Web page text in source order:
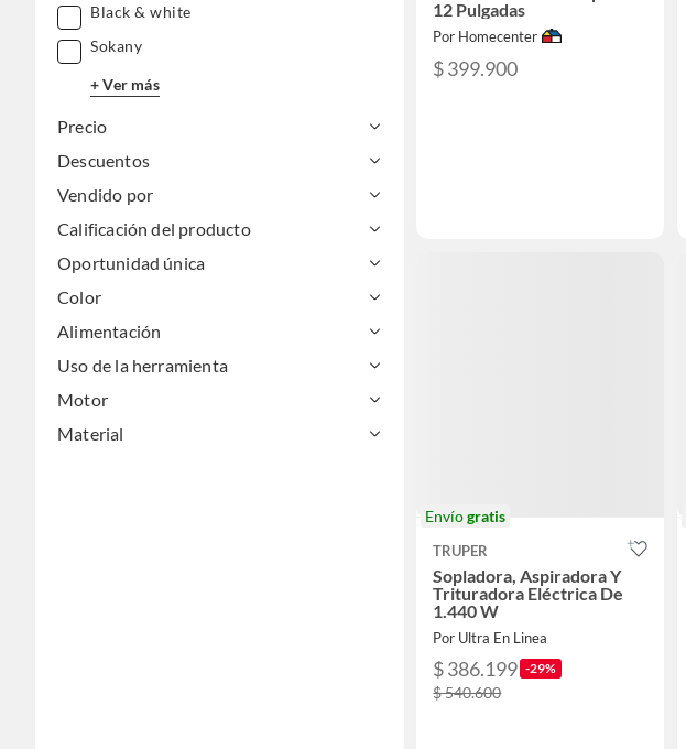
Black & white
Sokany
+ Ver más
Precio
Descuentos
Vendido por
Calificación del producto
Oportunidad única
Color
Alimentación
Uso de la herramienta
Motor
Material
12 Pulgadas
Por Homecenter
$ 399.900
Envíogratis
TRUPER
Sopladora, Aspiradora Y
Trituradora Eléctrica De
1.440 W
Por Ultra En Linea
$ 386.199 -29%
$ 540.600